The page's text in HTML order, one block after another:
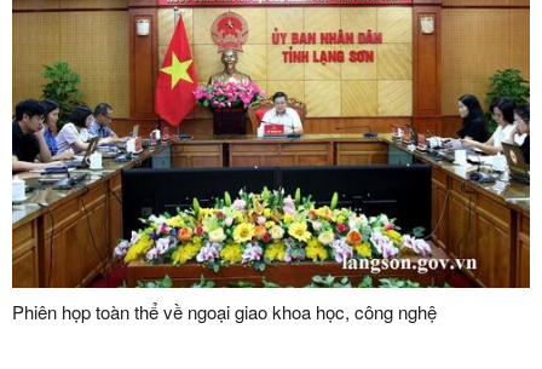
Phiên họp toàn thể về ngoại giao khoa học, công nghệ